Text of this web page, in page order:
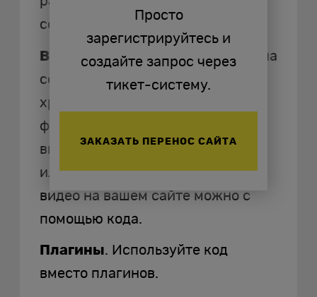
сокращается в пять раз.
Видео. Чтобы снизить нагрузку на
сервер, используйте для
хранения и воспроизведения
файлов мультимедиа
видеохостинг, например YouTube
или Rutube. Настроить показ
видео на вашем сайте можно с
помощью кода.
Плагины. Используйте код
вместо плагинов.
Просто
зарегистрируйтесь и
создайте запрос через
тикет-систему.
ЗАКАЗАТЬ ПЕРЕНОС САЙТА